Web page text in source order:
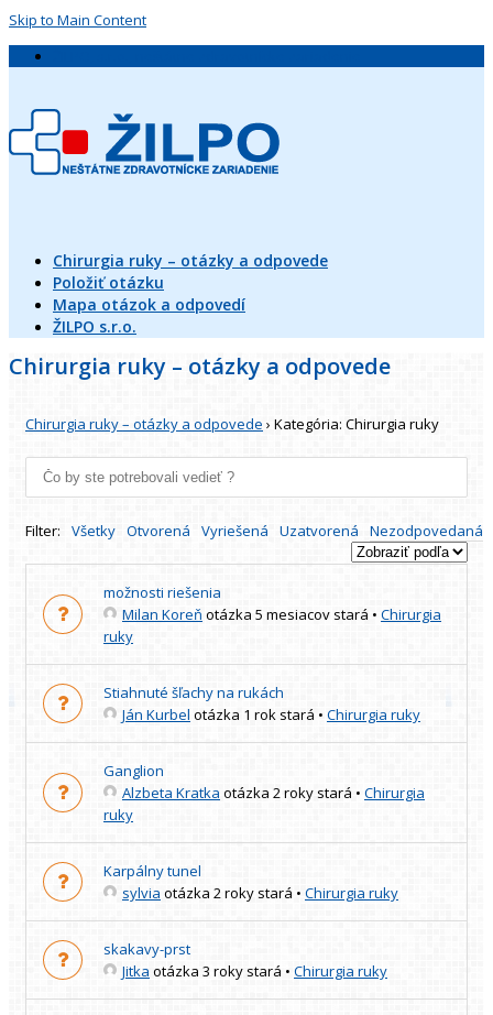
Skip to Main Content
Chirurgia ruky – otázky a odpovede
Položiť otázku
Mapa otázok a odpovedí
ŽILPO s.r.o.
Chirurgia ruky – otázky a odpovede
Chirurgia ruky – otázky a odpovede › Kategória: Chirurgia ruky
Filter: Všetky Otvorená Vyriešená Uzatvorená Nezodpovedaná
možnosti riešenia
Milan Koreň otázka 5 mesiacov stará • Chirurgia
ruky
Stiahnuté šľachy na rukách
Ján Kurbel otázka 1 rok stará • Chirurgia ruky
Ganglion
Alzbeta Kratka otázka 2 roky stará • Chirurgia
ruky
Karpálny tunel
sylvia otázka 2 roky stará • Chirurgia ruky
skakavy-prst
Jitka otázka 3 roky stará • Chirurgia ruky